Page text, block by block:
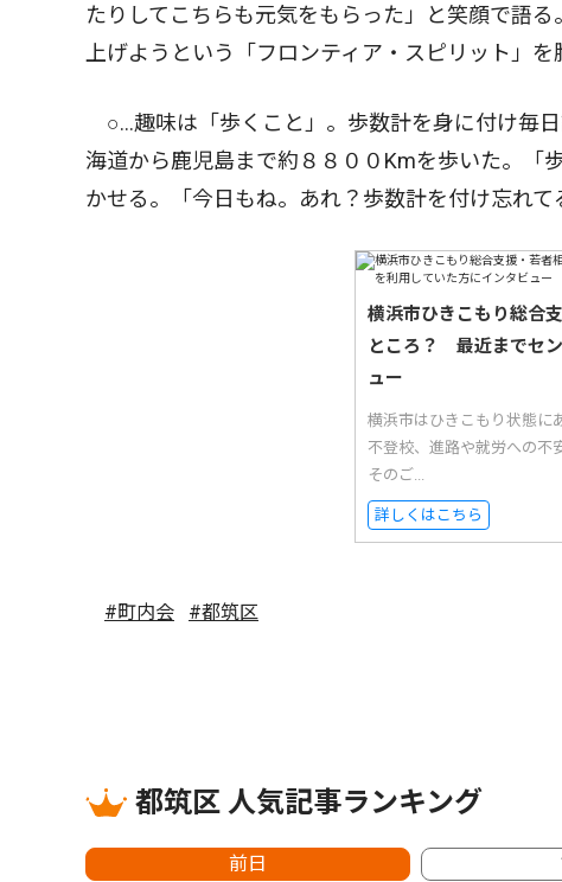
たりしてこちらも元気をもらった」と笑顔で語
上げようという「フロンティア・スピリット」を
○…趣味は「歩くこと」。歩数計を身に付け毎
海道から鹿児島まで約８８００Kmを歩いた。「
かせる。「今日もね。あれ？歩数計を付け忘れて
横浜市ひきこもり総合
ところ？ 最近までセ
ュー
横浜市はひきこもり状態に
不登校、進路や就労への不
そのご...
詳しくはこちら
#町内会 #都筑区
都筑区 人気記事ランキング
前日